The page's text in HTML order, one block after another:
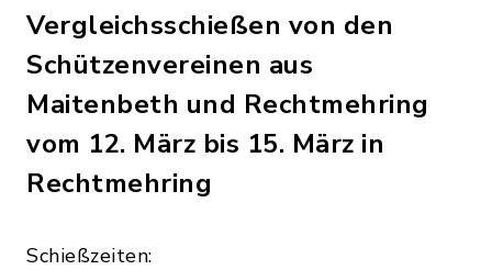
Vergleichsschießen von den
Schützenvereinen aus
Maitenbeth und Rechtmehring
vom 12. März bis 15. März in
Rechtmehring
Schießzeiten: